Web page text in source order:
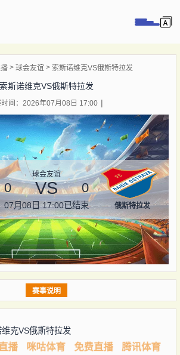
球会友谊 索斯诺维克VS俄斯特拉发
索斯诺维克VS俄斯特拉发
时间：2026年07月08日 17:00
球会友谊
0 VS 0
07月08日 17:00已结束 俄斯特拉发
赛事说明
维克VS俄斯特拉发
播 咪咕体育 免费直播 腾讯体育